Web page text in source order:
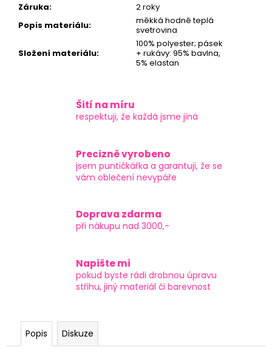
Záruka:
2 roky
Popis materiálu:
měkká hodně teplá
svetrovina
Složení materiálu:
100% polyester; pásek
+ rukávy: 95% bavlna,
5% elastan
Šití na míru
respektuji, že každá jsme jiná
Precizně vyrobeno
jsem puntičkářka a garantuji, že se
vám oblečení nevypáře
Doprava zdarma
při nákupu nad 3000,-
Napište mi
pokud byste rádi drobnou úpravu
střihu, jiný materiál či barevnost
Popis Diskuze